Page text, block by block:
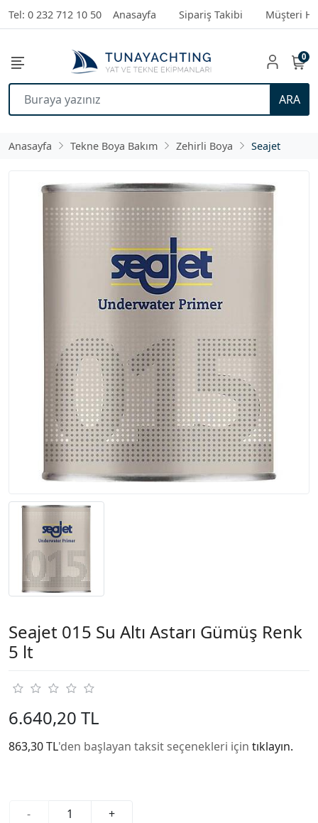
Tel: 0 232 712 10 50 Anasayfa Sipariş Takibi Müşteri
ARA
0
Anasayfa Tekne Boya Bakım Zehirli Boya Seajet
Seajet 015 Su Altı Astarı Gümüş Renk
5 lt
6.640,20 TL
863,30 TL'den başlayan taksit seçenekleri için tıklayın.
- +